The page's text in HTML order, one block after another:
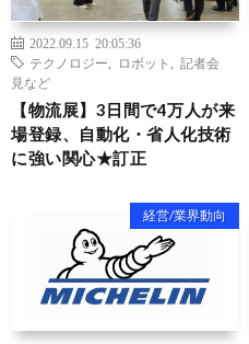
2022.09.15 20:05:36
テクノロジー
ロボット
記者会
見など
【物流展】3日間で4万人が来
場登録、自動化・省人化技術
に強い関心★訂正
経営/業界動向